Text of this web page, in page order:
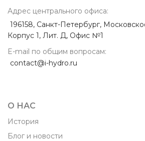
Адрес центрального офиса:
196158, Санкт-Петербург,
Корпус 1, Лит. Д, Офис №1
E-mail по общим вопросам:
contact@i-hydro.ru
О НАС
История
Блог и новости